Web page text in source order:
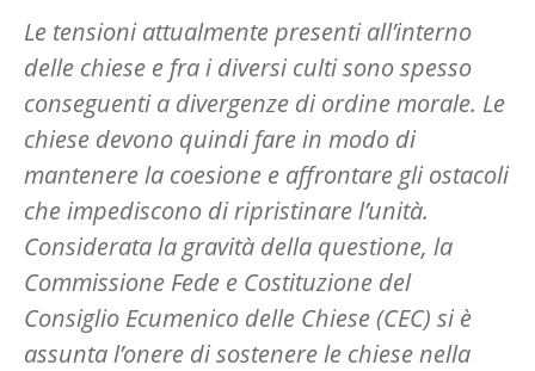
Le tensioni attualmente presenti all’interno
delle chiese e fra i diversi culti sono spesso
conseguenti a divergenze di ordine morale. Le
chiese devono quindi fare in modo di
mantenere la coesione e affrontare gli ostacoli
che impediscono di ripristinare l’unità.
Considerata la gravità della questione, la
Commissione Fede e Costituzione del
Consiglio Ecumenico delle Chiese (CEC) si è
assunta l’onere di sostenere le chiese nella